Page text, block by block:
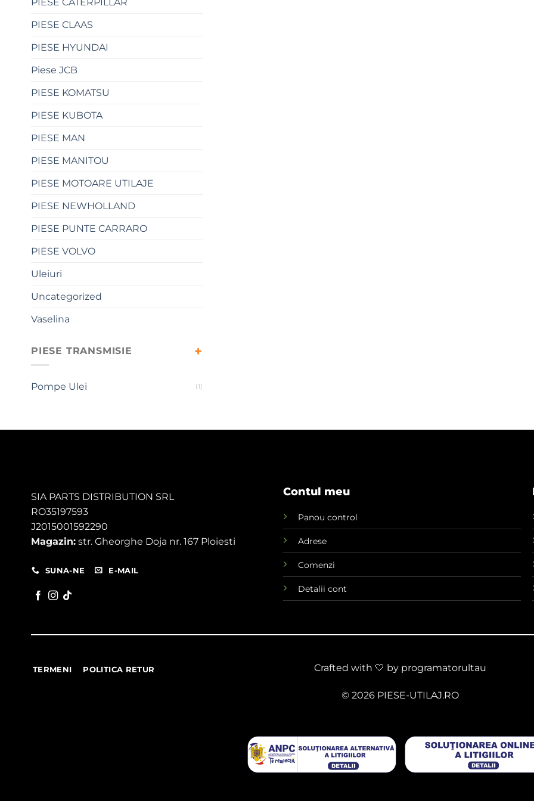
PIESE CLAAS
PIESE HYUNDAI
Piese JCB
PIESE KOMATSU
PIESE KUBOTA
PIESE MAN
PIESE MANITOU
PIESE MOTOARE UTILAJE
PIESE NEWHOLLAND
PIESE PUNTE CARRARO
PIESE VOLVO
Uleiuri
Uncategorized
Vaselina
PIESE TRANSMISIE
Pompe Ulei (1)
SIA PARTS DISTRIBUTION SRL
RO35197593
J2015001592290
Magazin: str. Gheorghe Doja nr. 167 Ploiesti
SUNA-NE E-MAIL
Contul meu
Panou control
Adrese
Comenzi
Detalii cont
TERMENI POLITICA RETUR Crafted with 🤍 by programatorultau
© 2026 PIESE-UTILAJ.RO